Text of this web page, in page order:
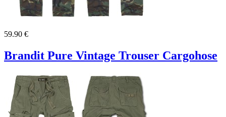
59.90 €
Brandit Pure Vintage Trouser Cargohose